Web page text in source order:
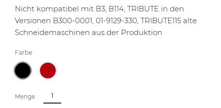
Nicht kompatibel mit B3, B114, TRIBUTE in den
Versionen B300-0001, 01-9129-330, TRIBUTE115 alte
Schneidemaschinen aus der Produktion
Farbe
Menge